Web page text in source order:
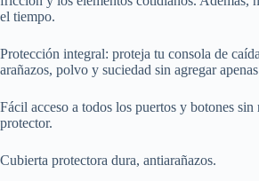
el tiempo.
Protección integral: proteja tu consola de
arañazos, polvo y suciedad sin agregar
Fácil acceso a todos los puertos y botones sin
protector.
Cubierta protectora dura, antiarañazos.